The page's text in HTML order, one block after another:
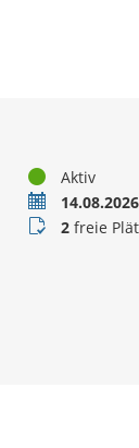
StatusAktiv
Termin
2 freie